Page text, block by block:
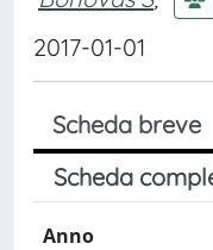
2017-01-01
Scheda breve
Scheda
Anno